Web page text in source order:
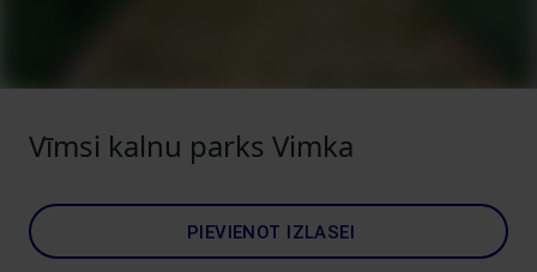
Vīmsi kalnu parks Vimka
PIEVIENOT IZLASEI